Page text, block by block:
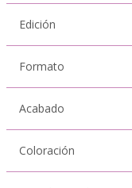
Edición
Formato
Acabado
Coloración